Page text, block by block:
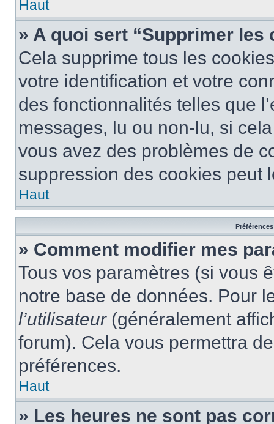
Haut
» A quoi sert “Supprimer les
Cela supprime tous les
votre identification et votre
des fonctionnalités telles que
messages, lu ou non-lu, si
vous avez des problèmes de
suppression des cookies peut
Haut
» Comment modifier mes
Tous vos paramètres (si vous
notre base de données. Pour
l’utilisateur(généralement
forum). Cela vous permettra
préférences.
Haut
» Les heures ne sont pas